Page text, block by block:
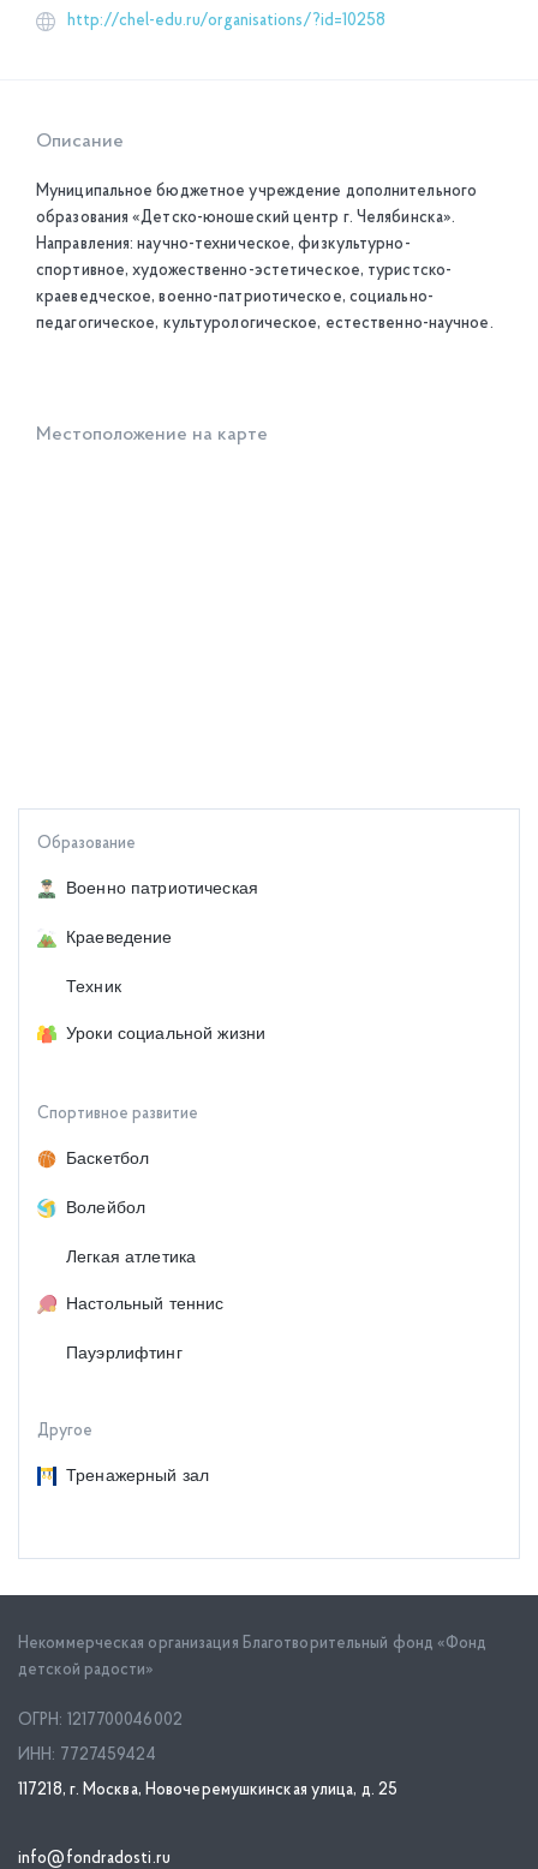
http://chel-edu.ru/organisations/?id=10258
Описание
Муниципальное бюджетное учреждение дополнительного
образования «Детско-юношеский центр г. Челябинска».
Направления: научно-техническое, физкультурно-
спортивное, художественно-эстетическое, туристско-
краеведческое, военно-патриотическое, социально-
педагогическое, культурологическое, естественно-научное.
Местоположение на карте
Образование
Военно патриотическая
Краеведение
Техник
Уроки социальной жизни
Спортивное развитие
Баскетбол
Волейбол
Легкая атлетика
Настольный теннис
Пауэрлифтинг
Другое
Тренажерный зал
Некоммерческая организация Благотворительный фонд «Фонд
детской радости»
ОГРН: 1217700046002
ИНН: 7727459424
117218, г. Москва, Новочеремушкинская улица, д. 25
info@fondradosti.ru